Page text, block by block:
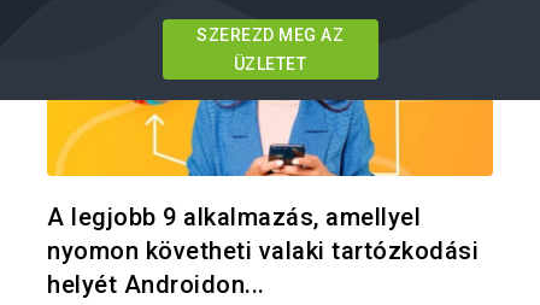
SZEREZD MEG AZ
ÜZLETET
A legjobb 9 alkalmazás, amellyel
nyomon követheti valaki tartózkodási
helyét Androidon...